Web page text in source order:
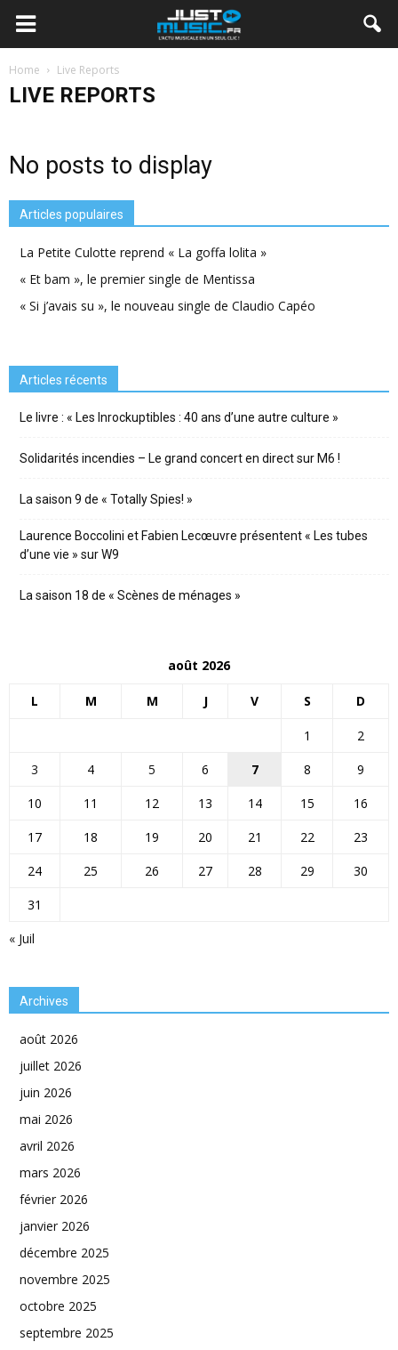
Home Live Reports
LIVE REPORTS
No posts to display
Articles populaires
La Petite Culotte reprend « La goffa lolita »
« Et bam », le premier single de Mentissa
« Si j’avais su », le nouveau single de Claudio Capéo
Articles récents
Le livre : « Les Inrockuptibles : 40 ans d’une autre culture »
Solidarités incendies – Le grand concert en direct sur M6 !
La saison 9 de « Totally Spies! »
Laurence Boccolini et Fabien Lecœuvre présentent « Les tubes
d’une vie » sur W9
La saison 18 de « Scènes de ménages »
août 2026
L M M J V S D
« Juil
1
2
3
4 5 6 7 8
9
10
11 12 13 14 15
16
17
18 19 20 21 22
23
24
25 26 27 28 29
30
31
Archives
août 2026
juillet 2026
juin 2026
mai 2026
avril 2026
mars 2026
février 2026
janvier 2026
décembre 2025
novembre 2025
octobre 2025
septembre 2025